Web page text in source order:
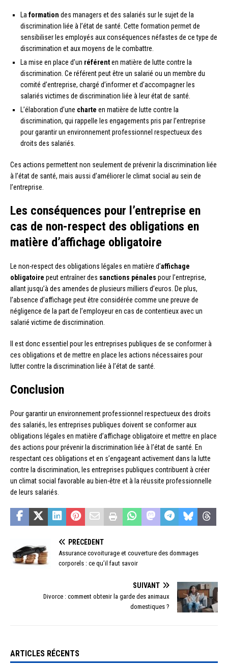
La formation des managers et des salariés sur le sujet de la
discrimination liée à l’état de santé. Cette formation permet de
sensibiliser les employés aux conséquences néfastes de ce type de
discrimination et aux moyens de le combattre.
La mise en place d’un référenten matière de lutte contre la
discrimination. Ce référent peut être un salarié ou un membre du
comité d’entreprise, chargé d’informer et d’accompagner les
salariés victimes de discrimination liée à leur état de santé.
L’élaboration d’une charte en matière de lutte contre la
discrimination, qui rappelle les engagements pris par l’entreprise
pour garantir un environnement professionnel respectueux des
droits des salariés.
Ces actions permettent non seulement de prévenir la discrimination liée
à l’état de santé, mais aussi d’améliorer le climat social au sein de
l’entreprise.
Les conséquences pour l’entreprise en
cas de non-respect des obligations en
matière d’affichage obligatoire
Le non-respect des obligations légales en matière d’affichage
obligatoire peut entraîner des sanctions pénales pour l’entreprise,
allant jusqu’à des amendes de plusieurs milliers d’euros. De plus,
l’absence d’affichage peut être considérée comme une preuve de
négligence de la part de l’employeur en cas de contentieux avec un
salarié victime de discrimination.
Il est donc essentiel pour les entreprises publiques de se conformer à
ces obligations et de mettre en place les actions nécessaires pour
lutter contre la discrimination liée à l’état de santé.
Conclusion
Pour garantir un environnement professionnel respectueux des droits
des salariés, les entreprises publiques doivent se conformer aux
obligations légales en matière d’affichage obligatoire et mettre en place
des actions pour prévenir la discrimination liée à l’état de santé. En
respectant ces obligations et en s’engageant activement dans la lutte
contre la discrimination, les entreprises publiques contribuent à créer
un climat social favorable au bien-être et à la réussite professionnelle
de leurs salariés.
PRÉCÉDENT
Assurance covoiturage et couverture des dommages
corporels : ce qu’il faut savoir
SUIVANT
Divorce : comment obtenir la garde des animaux
domestiques ?
ARTICLES RÉCENTS